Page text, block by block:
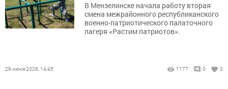
В Мензелинске начала работу вторая
смена межрайонного республиканского
военно-патриотического палаточного
лагеря «Растим патриотов».
29 июня 2026, 14:45 1177 0 0